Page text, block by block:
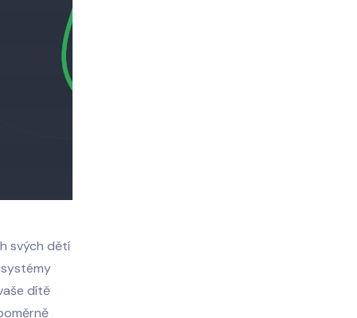
svých dětí
dítě